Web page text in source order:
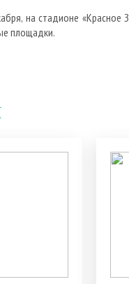
на стадионе «Красное
площадки.